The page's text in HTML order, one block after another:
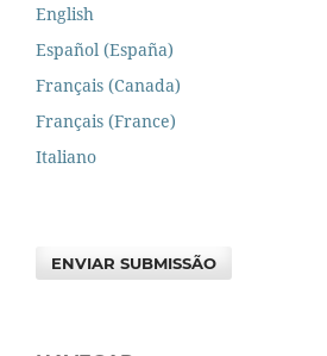
English
Español (España)
Français (Canada)
Français (France)
Italiano
ENVIAR SUBMISSÃO